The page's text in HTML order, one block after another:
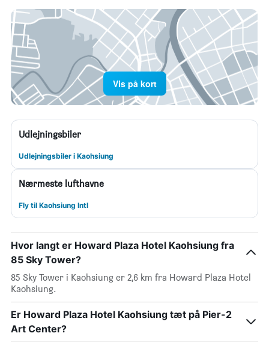
Vis på kort
Udlejningsbiler
Udlejningsbiler i Kaohsiung
Nærmeste lufthavne
Fly til Kaohsiung Intl
Hvor langt er Howard Plaza Hotel Kaohsiung fra
85 Sky Tower?
85 Sky Tower i Kaohsiung er 2,6 km fra Howard Plaza Hotel
Kaohsiung.
Er Howard Plaza Hotel Kaohsiung tæt på Pier-2
Art Center?